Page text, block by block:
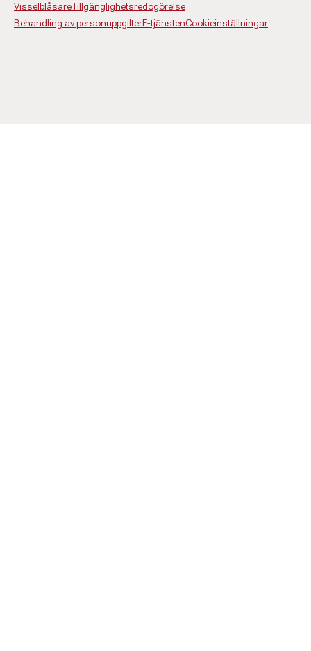
VisselblåsareTillgänglighetsredogörelse
Behandling av personuppgifterE-tjänstenCookieinställningar